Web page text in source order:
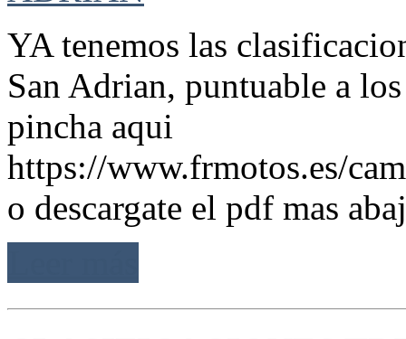
YA tenemos las
San Adrian, puntuable a
pincha aqui
https://www.frmotos.es/
o descargate el pdf mas